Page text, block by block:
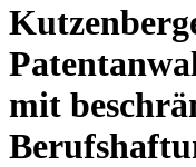
mit